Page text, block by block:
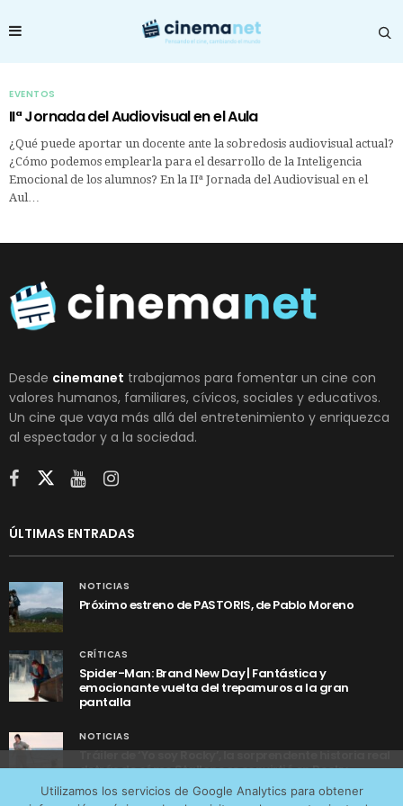
EVENTOS
IIª Jornada del Audiovisual en el Aula
¿Qué puede aportar un docente ante la sobredosis audiovisual actual?
¿Cómo podemos emplearla para el desarrollo de la Inteligencia
Emocional de los alumnos? En la IIª Jornada del Audiovisual en el
Aul…
Desde cinemanet trabajamos para fomentar un cine con
valores humanos, familiares, cívicos, sociales y educativos.
Un cine que vaya más allá del entretenimiento y enriquezca
al espectador y a la sociedad.
ÚLTIMAS ENTRADAS
NOTICIAS
Próximo estreno de PASTORIS, de Pablo Moreno
CRÍTICAS
Spider-Man: Brand New Day | Fantástica y
emocionante vuelta del trepamuros a la gran
pantalla
NOTICIAS
Tráiler de ‘Yo soy Rocky’, la sorprendente historia real
detrás de cómo Stallone se convirtió en Rocky
Utilizamos los servicios de Google Analytics para obtener
tráfico web que recibimos y conocer los servicios que